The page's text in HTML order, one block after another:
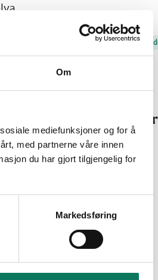
Om
mediefunksjoner og for å
med partnerne våre innen
du har gjort tilgjengelig for
Markedsføring
Bynatur
Friluftsliv
Ukategorisert
og hvordan vi
på Bygdøy
13.04.2026